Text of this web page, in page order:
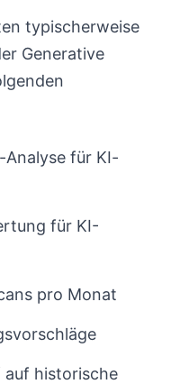
typischerweise
Generative
Analyse für KI-
für KI-
pro Monat
historische